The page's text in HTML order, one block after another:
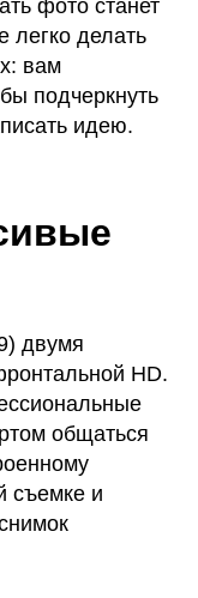
фото станет
делать
вам
подчеркнуть
идею.
двумя
HD.
общаться
съемке и